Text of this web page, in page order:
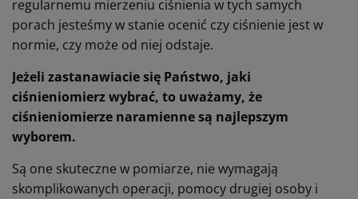
regularnemu mierzeniu ciśnienia w tych samych
porach jesteśmy w stanie ocenić czy ciśnienie jest w
normie, czy może od niej odstaje.
Jeżeli zastanawiacie się Państwo, jaki
ciśnieniomierz wybrać, to uważamy, że
ciśnieniomierze naramienne są najlepszym
wyborem.
Są one skuteczne w pomiarze, nie wymagają
skomplikowanych operacji, pomocy drugiej osoby i